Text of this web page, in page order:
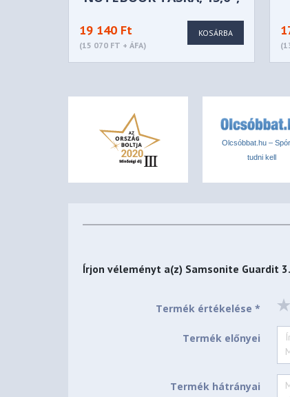
19 140 Ft
(15 070 FT + ÁFA)
KOSÁRBA
Olcsóbbat.hu –
tudni kell
Írjon véleményt a(z) Samsonite Guardit
Termék értékelése *
Termék előnyei
Termék hátrányai